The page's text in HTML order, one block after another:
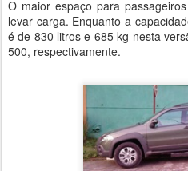
O maior espaço para
levar carga. Enquanto a
é de 830 litros e 685 kg nesta
500, respectivamente.